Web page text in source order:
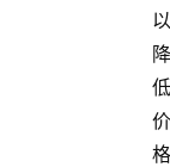
以
降
低
价
格